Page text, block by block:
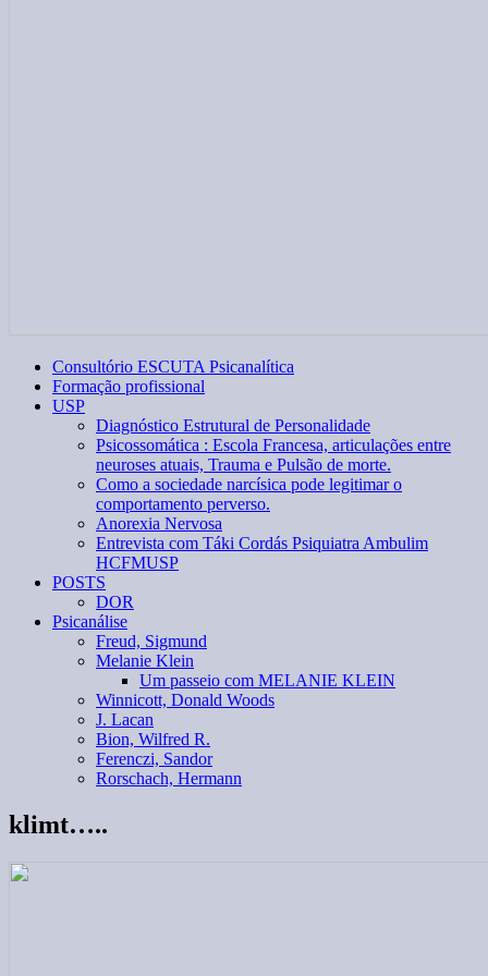
Consultório ESCUTA Psicanalítica
Formação profissional
USP
Diagnóstico Estrutural de Personalidade
Psicossomática : Escola Francesa, articulações entre
neuroses atuais, Trauma e Pulsão de morte.
Como a sociedade narcísica pode legitimar o
comportamento perverso.
Anorexia Nervosa
Entrevista com Táki Cordás Psiquiatra Ambulim
HCFMUSP
POSTS
DOR
Psicanálise
Freud, Sigmund
Melanie Klein
Um passeio com MELANIE KLEIN
Winnicott, Donald Woods
J. Lacan
Bion, Wilfred R.
Ferenczi, Sandor
Rorschach, Hermann
klimt…..